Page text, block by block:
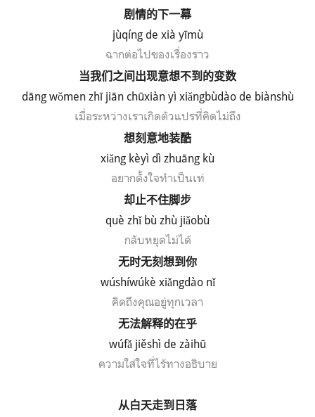
剧情的下一幕
jùqíng de xià yīmù
ฉากต่อไปของเรื่องราว
当我们之间出现意想不到的变数
dāng wǒmen zhī jiān chūxiàn yì xiǎngbùdào de biànshù
เมื่อระหว่างเราเกิดตัวแปรที่คิดไม่ถึง
想刻意地装酷
xiǎng kèyì dì zhuāng kù
อยากตั้งใจทำเป็นเท่
却止不住脚步
què zhǐ bù zhù jiǎobù
กลับหยุดไม่ได้
无时无刻想到你
wúshíwúkè xiǎngdào nǐ
คิดถึงคุณอยู่ทุกเวลา
无法解释的在乎
wúfǎ jiěshì de zàihū
ความใส่ใจที่ไร้ทางอธิบาย
从白天走到日落